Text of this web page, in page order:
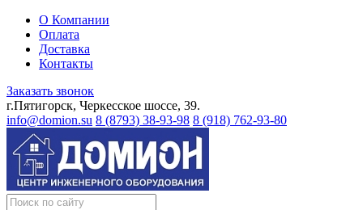
О Компании
Оплата
Доставка
Контакты
Заказать звонок
г.Пятигорск, Черкесское шоссе, 39.
info@domion.su 8 (8793) 38-93-98 8 (918) 762-93-80